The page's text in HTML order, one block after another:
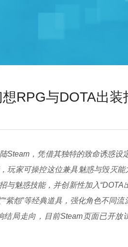
RPG与DOTA出装
Steam，凭借其独特的致命诱惑设
玩家可操控这位兼具魅惑与毁灭
与魅惑技能，并创新性加入
紫怨”等经典道具，强化角色不同
局走向，目前Steam页面已开放